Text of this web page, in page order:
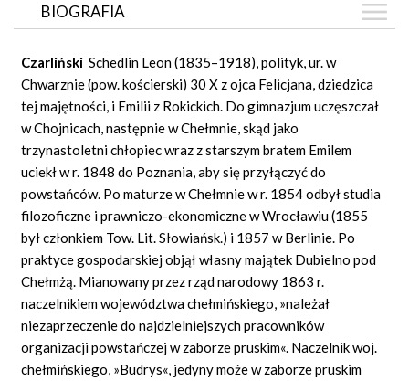
BIOGRAFIA
GRAF POWIĄZAŃ
DYSKUSJA
Mapa
Czarliński Schedlin Leon (1835–1918), polityk, ur. w
Chwarznie (pow. kościerski) 30 X z ojca Felicjana, dziedzica
tej majętności, i Emilii z Rokickich. Do gimnazjum uczęszczał
w Chojnicach, następnie w Chełmnie, skąd jako
trzynastoletni chłopiec wraz z starszym bratem Emilem
uciekł w r. 1848 do Poznania, aby się przyłączyć do
powstańców. Po maturze w Chełmnie w r. 1854 odbył studia
filozoficzne i prawniczo-ekonomiczne w Wrocławiu (1855
był członkiem Tow. Lit. Słowiańsk.) i 1857 w Berlinie. Po
praktyce gospodarskiej objął własny majątek Dubielno pod
Chełmżą. Mianowany przez rząd narodowy 1863 r.
naczelnikiem województwa chełmińskiego, »należał
niezaprzeczenie do najdzielniejszych pracowników
organizacji powstańczej w zaborze pruskim«. Naczelnik woj.
chełmińskiego, »Budrys«, jedyny może w zaborze pruskim